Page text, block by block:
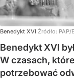
Benedykt XVI Źródło: PAP/
Benedykt XVI
W czasach,
potrzebować